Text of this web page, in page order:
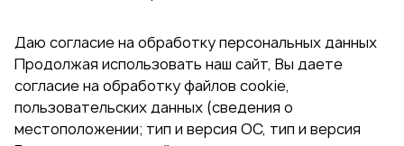
Даю согласие на обработку персональных данных
Продолжая использовать наш сайт, Вы даете
согласие на обработку файлов cookie,
пользовательских данных (сведения о
местоположении; тип и версия ОС, тип и версия